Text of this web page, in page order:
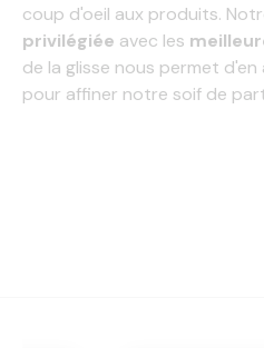
coup d'oeil aux produits.
privilégiée avec les
de la glisse nous permet
pour affiner notre soif de